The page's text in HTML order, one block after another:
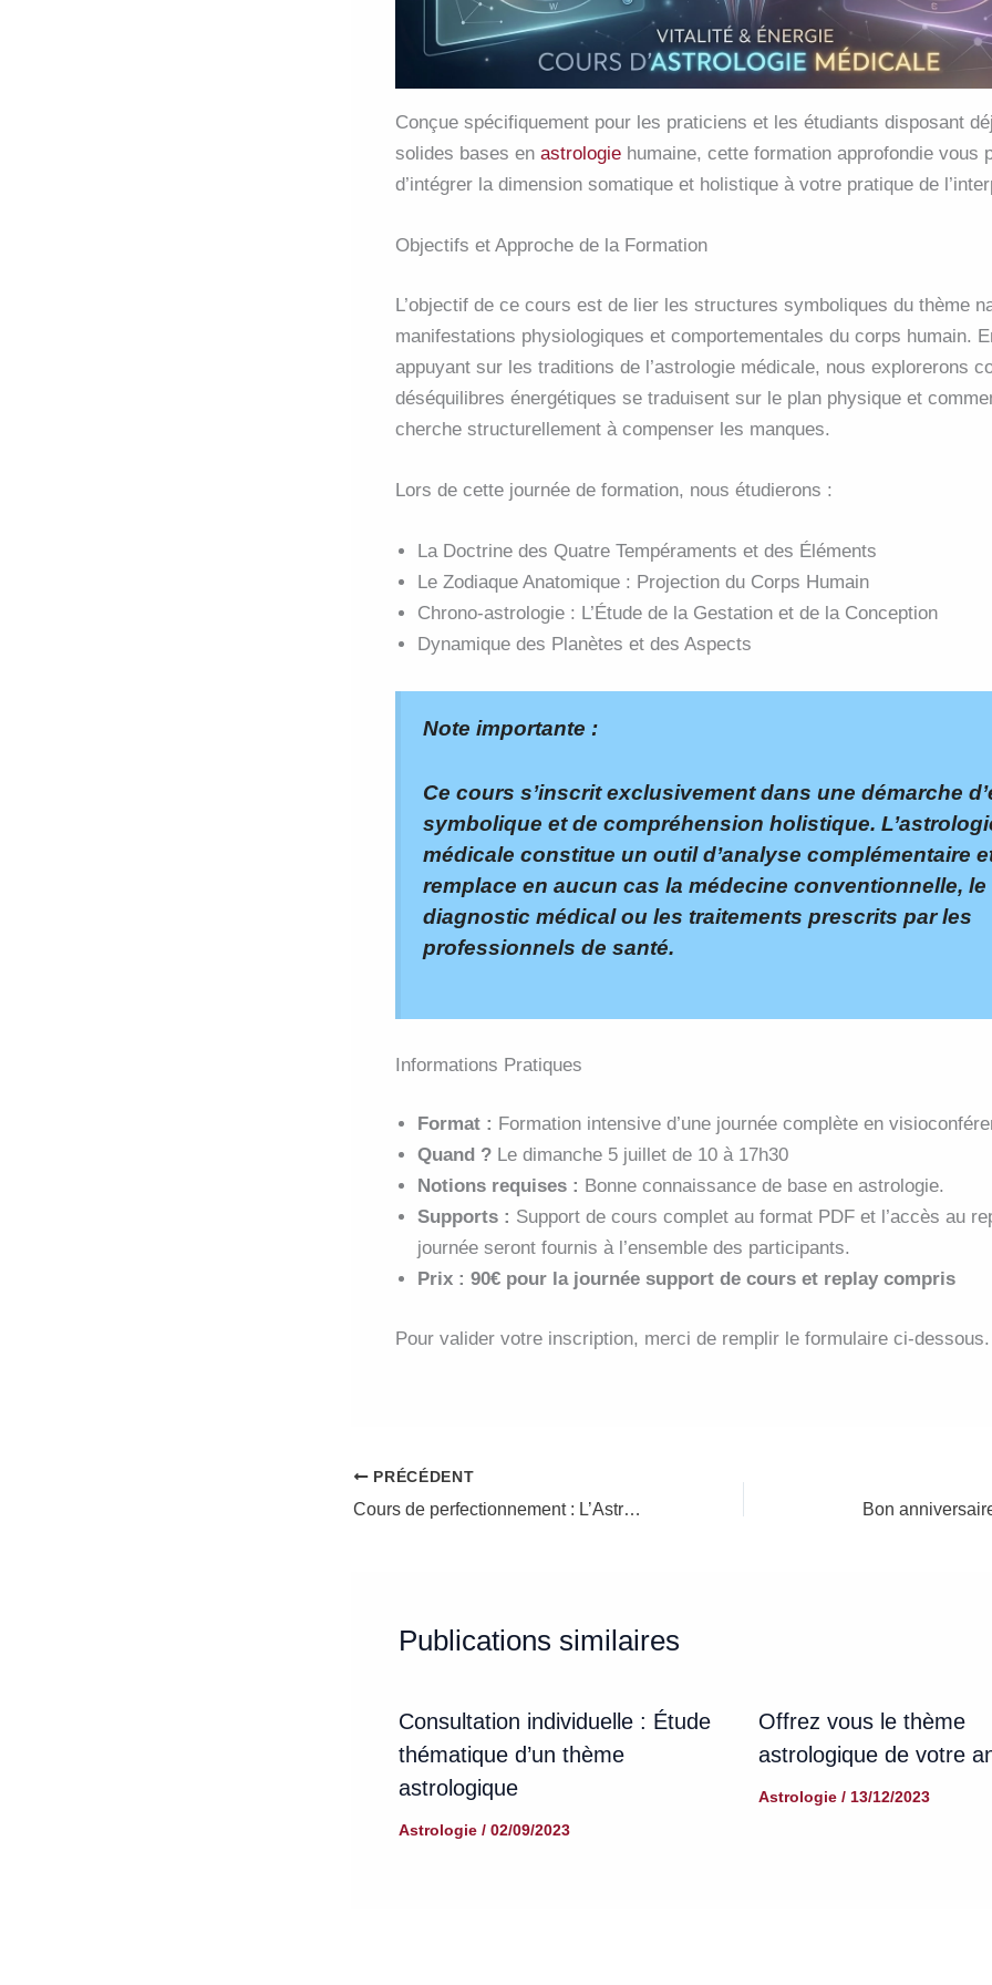
Conçue spécifiquement pour les praticiens et les étudiants disposant
solides bases en astrologie humaine, cette formation approfondie vous
d’intégrer la dimension somatique et holistique à votre pratique de
Objectifs et Approche de la Formation
L’objectif de ce cours est de lier les structures symboliques du thème
manifestations physiologiques et comportementales du corps humain.
appuyant sur les traditions de l’astrologie médicale, nous explorerons
déséquilibres énergétiques se traduisent sur le plan physique et
cherche structurellement à compenser les manques.
Lors de cette journée de formation, nous étudierons :
La Doctrine des Quatre Tempéraments et des Éléments
Le Zodiaque Anatomique : Projection du Corps Humain
Chrono-astrologie : L’Étude de la Gestation et de la Conception
Dynamique des Planètes et des Aspects
Note importante :
Ce cours s’inscrit exclusivement dans une démarche
symbolique et de compréhension holistique.
médicale constitue un outil d’analyse complémentaire
remplace en aucun cas la médecine conventionnelle, le
diagnostic médical ou les traitements prescrits par les
professionnels de santé.
Informations Pratiques
Format : Formation intensive d’une journée complète en
Quand ? Le dimanche 5 juillet de 10 à 17h30
Notions requises : Bonne connaissance de base en astrologie.
Supports : Support de cours complet au format PDF et l’accès au
journée seront fournis à l’ensemble des participants.
Prix : 90€ pour la journée support de cours et replay compris
Pour valider votre inscription, merci de remplir le formulaire ci-dessous.
PRÉCÉDENT
Cours de perfectionnement : L’Astrologie du Couple et de la Relation (Synastrie & Thème Composite) Bon
Publications similaires
Consultation individuelle : Étude
thématique d’un thème
astrologique
Astrologie/ 02/09/2023
Offrez vous le thème
astrologique de votre
Astrologie/ 13/12/2023